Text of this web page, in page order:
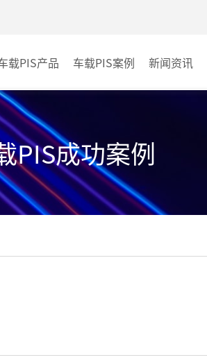
载PIS产品
PIS系统
车载PIS案例
地铁
其它
新闻资讯
PIS成功案例